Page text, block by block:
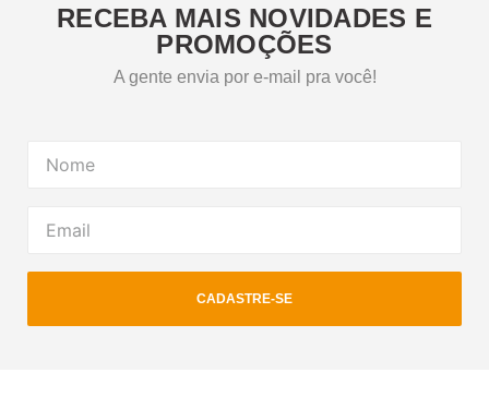
RECEBA MAIS NOVIDADES E
PROMOÇÕES
A gente envia por e-mail pra você!
CADASTRE-SE